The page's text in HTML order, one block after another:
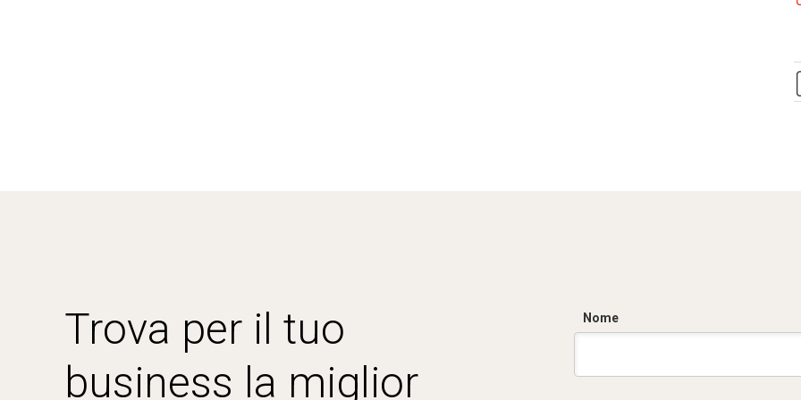
Trova per il tuo
business la miglior
Nome